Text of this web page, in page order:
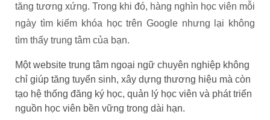
tăng tương xứng. Trong khi đó, hàng nghìn học viên mỗi
ngày tìm kiếm khóa học trên Google nhưng lại không
tìm thấy trung tâm của bạn.
Một website trung tâm ngoại ngữ chuyên nghiệp không
chỉ giúp tăng tuyển sinh, xây dựng thương hiệu mà còn
tạo hệ thống đăng ký học, quản lý học viên và phát triển
nguồn học viên bền vững trong dài hạn.